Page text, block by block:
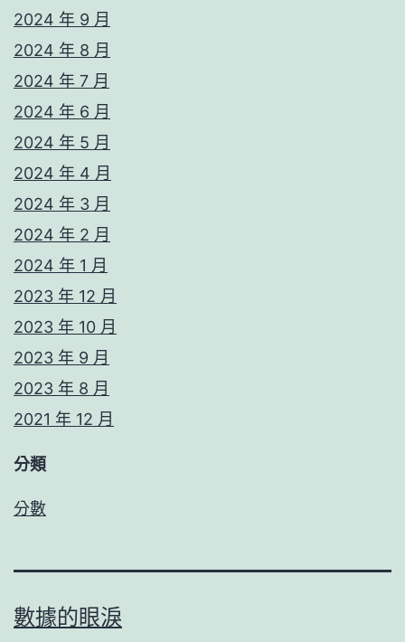
2024 年 9 月
2024 年 8 月
2024 年 7 月
2024 年 6 月
2024 年 5 月
2024 年 4 月
2024 年 3 月
2024 年 2 月
2024 年 1 月
2023 年 12 月
2023 年 10 月
2023 年 9 月
2023 年 8 月
2021 年 12 月
分類
分數
數據的眼淚